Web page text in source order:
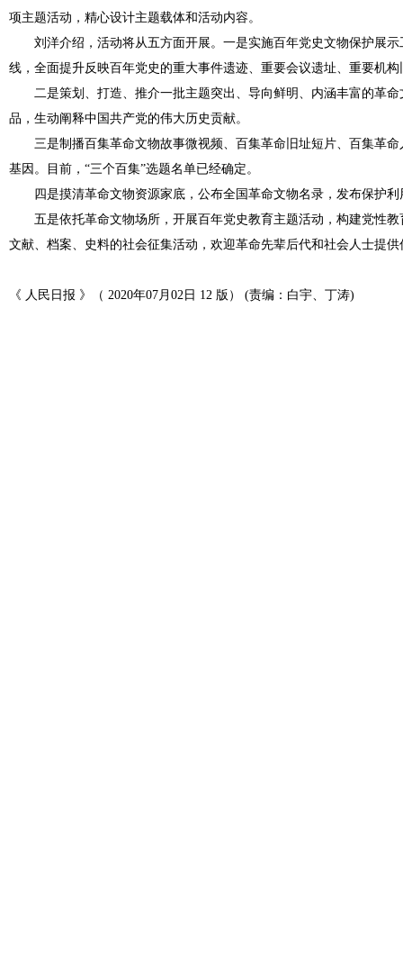
项主题活动，精心设计主题载体和活动内容。
刘洋介绍，活动将从五方面开展。一是实施百年党史文物保护展
线，全面提升反映百年党史的重大事件遗迹、重要会议遗址、重要机
二是策划、打造、推介一批主题突出、导向鲜明、内涵丰富的革
品，生动阐释中国共产党的伟大历史贡献。
三是制播百集革命文物故事微视频、百集革命旧址短片、百集革
基因。目前，“三个百集”选题名单已经确定。
四是摸清革命文物资源家底，公布全国革命文物名录，发布保护
五是依托革命文物场所，开展百年党史教育主题活动，构建党性
文献、档案、史料的社会征集活动，欢迎革命先辈后代和社会人士提
《 人民日报 》（ 2020年07月02日 12 版） (责编：白宇、丁涛)